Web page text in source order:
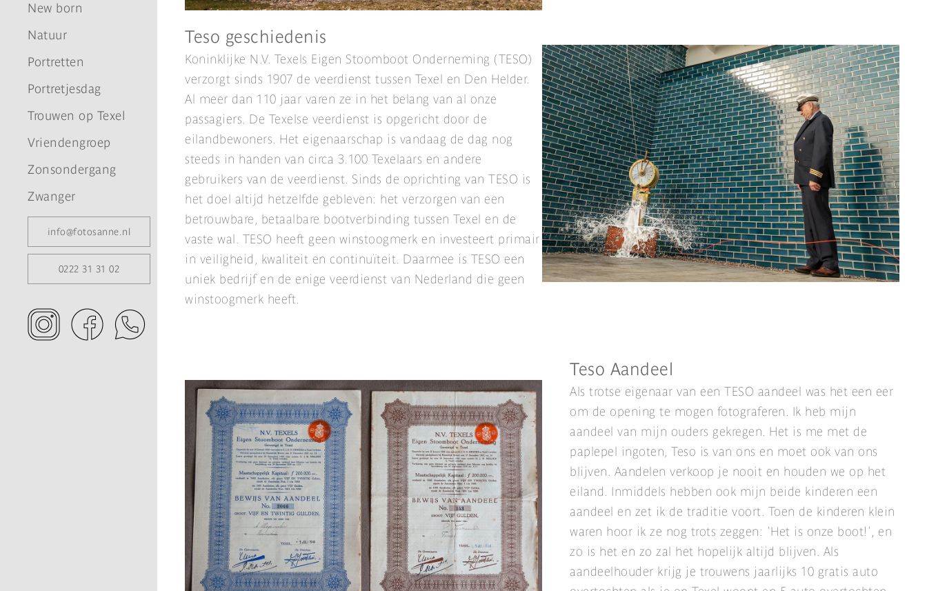
New born
Natuur
Portretten
Portretjesdag
Trouwen op Texel
Vriendengroep
Zonsondergang
Zwanger
info@fotosanne.nl
0222 31 31 02
Teso geschiedenis
Koninklijke N.V. Texels Eigen Stoomboot Onderneming (TESO)
verzorgt sinds 1907 de veerdienst tussen Texel en Den Helder.
Al meer dan 110 jaar varen ze in het belang van al onze
passagiers. De Texelse veerdienst is opgericht door de
eilandbewoners. Het eigenaarschap is vandaag de dag nog
steeds in handen van circa 3.100 Texelaars en andere
gebruikers van de veerdienst. Sinds de oprichting van TESO is
het doel altijd hetzelfde gebleven: het verzorgen van een
betrouwbare, betaalbare bootverbinding tussen Texel en de
vaste wal. TESO heeft geen winstoogmerk en investeert primair
in veiligheid, kwaliteit en continuïteit. Daarmee is TESO een
uniek bedrijf en de enige veerdienst van Nederland die geen
winstoogmerk heeft.
Teso Aandeel
Als trotse eigenaar van een TESO aandeel was het een eer
om de opening te mogen fotograferen. Ik heb mijn
aandeel van mijn ouders gekregen. Het is me met de
paplepel ingoten, Teso is van ons en moet ook van ons
blijven. Aandelen verkoop je nooit en houden we op het
eiland. Inmiddels hebben ook mijn beide kinderen een
aandeel en zet ik de traditie voort. Toen de kinderen klein
waren hoor ik ze nog trots zeggen: 'Het is onze boot!', en
zo is het en zo zal het hopelijk altijd blijven. Als
aandeelhouder krijg je trouwens jaarlijks 10 gratis auto